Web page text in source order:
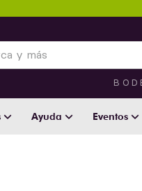
Ayuda Eventos